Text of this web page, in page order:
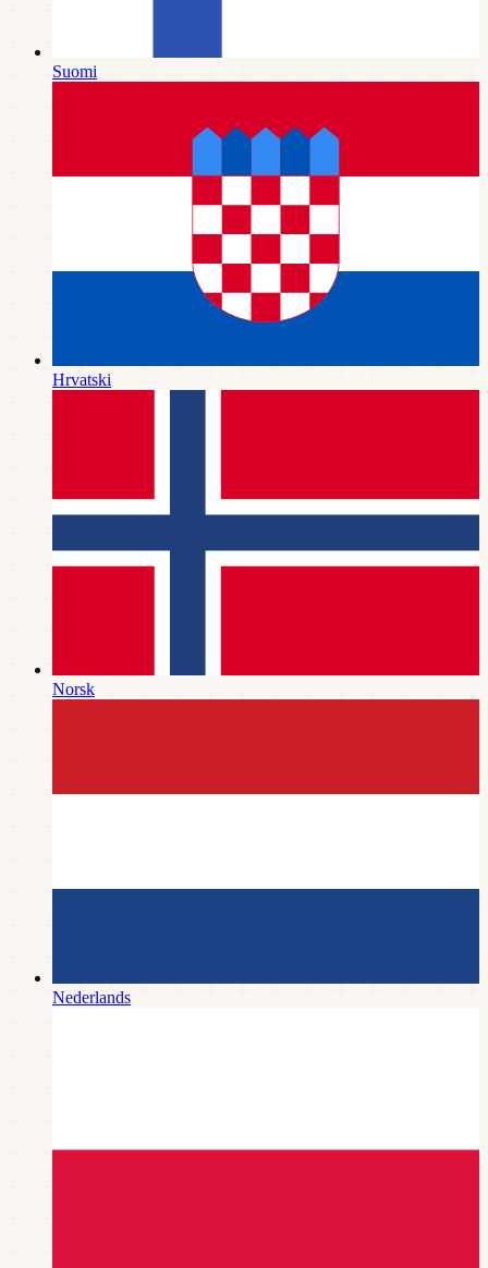
Suomi
Hrvatski
Norsk
Nederlands